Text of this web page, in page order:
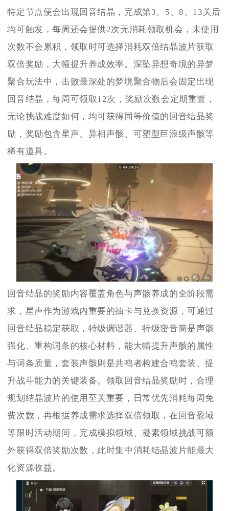
特定节点便会出现回音结晶，完成第3、5、8、13关后
均可触发，每周还会提供2次无消耗领取机会，未使用
次数不会累积，领取时可选择消耗双倍结晶波片获取
双倍奖励，大幅提升养成效率。深坠异想奇境的异梦
聚合玩法中，击败最深处的梦境聚合物后会固定出现
回音结晶，每周可领取12次，奖励次数会定期重置，
无论挑战难度如何，均可获得同等价值的回音结晶奖
励，奖励包含星声、异相声骸、可塑型巨浪级声骸等
稀有道具。
回音结晶的奖励内容覆盖角色与声骸养成的全阶段需
求，星声作为游戏内重要的抽卡与兑换资源，可通过
回音结晶稳定获取，特级调谐器、特级密音筒是声骸
强化、重构词条的核心材料，能大幅提升声骸的属性
与词条质量，套装声骸则是共鸣者构建合鸣套装、提
升战斗能力的关键装备。领取回音结晶奖励时，合理
规划结晶波片的使用至关重要，日常优先消耗每周免
费次数，再根据养成需求选择双倍领取，在回音盈域
等限时活动期间，完成模拟领域、凝素领域挑战可额
外获得双倍奖励次数，此时集中消耗结晶波片能最大
化资源收益。